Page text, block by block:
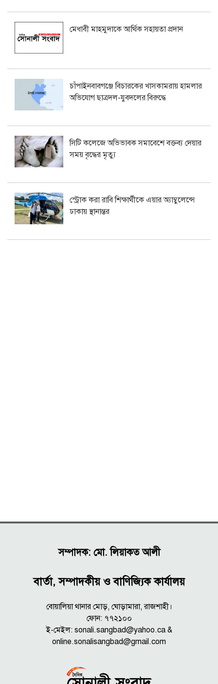
মেধাবী মাহমুদাকে আর্থিক সহায়তা প্রদান
চাঁপাইনবাবগঞ্জে বিচারকের খাসকামরায় হামলার
অভিযোগ ছাত্রদল-যুবদলের বিরুদ্ধে
সিটি কলেজে অভিভাবক সমাবেশে বক্তব্য দেয়ার
সময় বৃদ্ধের মৃত্যু
স্ট্রোক করা রাবি শিক্ষার্থীকে এয়ার অ্যাম্বুলেন্সে
ঢাকায় স্থানান্তর
সম্পাদক: মো. লিয়াকত আলী
বার্তা, সম্পাদকীয় ও বাণিজ্যিক কার্যালয়
বোয়ালিয়া থানার মোড়, ঘোড়ামারা, রাজশাহী।
ফোন: ৭৭২১০০
ই-মেইল: sonali.sangbad@yahoo.ca &
online.sonalisangbad@gmail.com